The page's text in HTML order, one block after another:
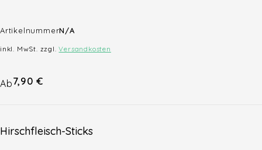
ArtikelnummerN/A
inkl. MwSt. zzgl.Versandkosten
Ab7,90€
Hirschfleisch-Sticks